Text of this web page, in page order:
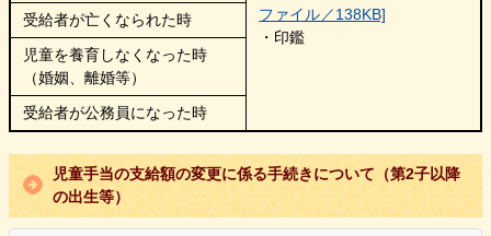
ファイル／138KB]
・印鑑
受給者が亡くなられた時
児童を養育しなくなった時
（婚姻、離婚等）
受給者が公務員になった時
児童手当の支給額の変更に係る手続きについて（第2子以降
の出生等）